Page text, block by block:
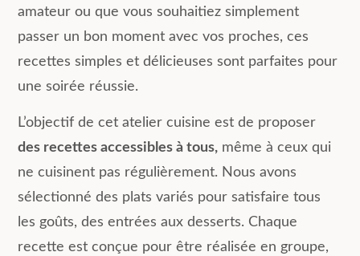
amateur ou que vous souhaitiez simplement
passer un bon moment avec vos proches, ces
recettes simples et délicieuses sont parfaites pour
une soirée réussie.
L’objectif de cet atelier cuisine est de proposer
des recettes accessibles à tous, même à ceux qui
ne cuisinent pas régulièrement. Nous avons
sélectionné des plats variés pour satisfaire tous
les goûts, des entrées aux desserts. Chaque
recette est conçue pour être réalisée en groupe,